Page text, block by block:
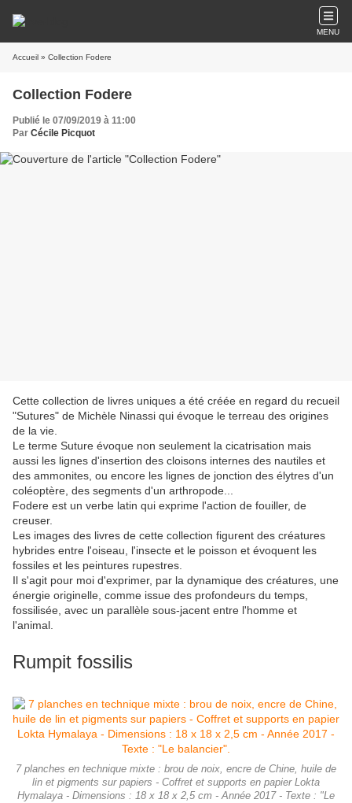
MENU
Accueil » Collection Fodere
Collection Fodere
Publié le 07/09/2019 à 11:00
Par Cécile Picquot
Cette collection de livres uniques a été créée en regard du recueil
"Sutures" de Michèle Ninassi qui évoque le terreau des origines
de la vie.
Le terme Suture évoque non seulement la cicatrisation mais
aussi les lignes d'insertion des cloisons internes des nautiles et
des ammonites, ou encore les lignes de jonction des élytres d'un
coléoptère, des segments d'un arthropode...
Fodere est un verbe latin qui exprime l'action de fouiller, de
creuser.
Les images des livres de cette collection figurent des créatures
hybrides entre l'oiseau, l'insecte et le poisson et évoquent les
fossiles et les peintures rupestres.
Il s'agit pour moi d'exprimer, par la dynamique des créatures, une
énergie originelle, comme issue des profondeurs du temps,
fossilisée, avec un parallèle sous-jacent entre l'homme et
l'animal.
Rumpit fossilis
7 planches en technique mixte : brou de noix, encre de Chine, huile de
lin et pigments sur papiers - Coffret et supports en papier Lokta
Hymalaya - Dimensions : 18 x 18 x 2,5 cm - Année 2017 - Texte : "Le